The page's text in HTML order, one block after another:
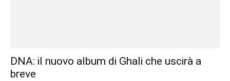
DNA: il nuovo album di Ghali che uscirà a
breve